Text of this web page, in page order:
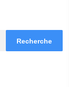
Recherche